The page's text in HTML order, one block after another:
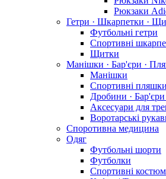
Рюкзаки
Гетри · Шкарпетки ·
Футбольні гетри
Спортивні
Щитки
Манішки · Бар'єри ·
Манішки
Спортивні пляшки
Дробини ·
Аксесуари для
Воротарські
Споротивна медицина
Одяг
Футбольні шорти
Футболки
Спортивні